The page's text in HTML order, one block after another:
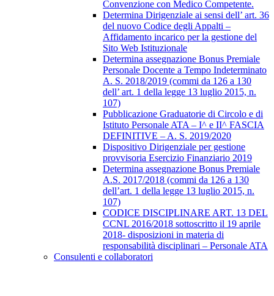
Convenzione con Medico Competente.
Determina Dirigenziale ai sensi dell’ art. 36
del nuovo Codice degli Appalti –
Affidamento incarico per la gestione del
Sito Web Istituzionale
Determina assegnazione Bonus Premiale
Personale Docente a Tempo Indeterminato
A. S. 2018/2019 (commi da 126 a 130
dell’ art. 1 della legge 13 luglio 2015, n.
107)
Pubblicazione Graduatorie di Circolo e di
Istituto Personale ATA – I^ e II^ FASCIA
DEFINITIVE – A. S. 2019/2020
Dispositivo Dirigenziale per gestione
provvisoria Esercizio Finanziario 2019
Determina assegnazione Bonus Premiale
A.S. 2017/2018 (commi da 126 a 130
dell’art. 1 della legge 13 luglio 2015, n.
107)
CODICE DISCIPLINARE ART. 13 DEL
CCNL 2016/2018 sottoscritto il 19 aprile
2018- disposizioni in materia di
responsabilità disciplinari – Personale ATA
Consulenti e collaboratori